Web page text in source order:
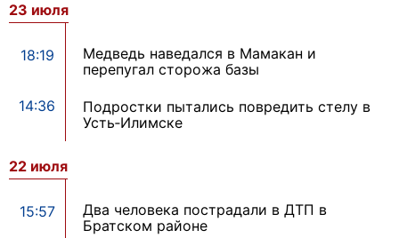
23 июля
18:19
Медведь наведался в Мамакан и
перепугал сторожа базы
14:36
Подростки пытались повредить стелу в
Усть‑Илимске
22 июля
15:57
Два человека пострадали в ДТП в
Братском районе